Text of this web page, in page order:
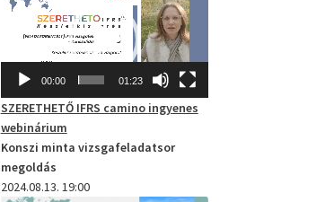
00:00 01:23
SZERETHETŐ IFRS camino ingyenes
webinárium
Konszi minta vizsgafeladatsor
megoldás
2024.08.13. 19:00